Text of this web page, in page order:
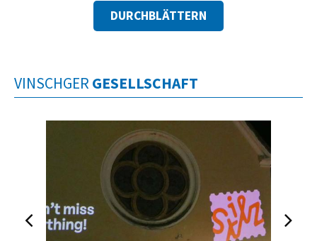
DURCHBLÄTTERN
VINSCHGER GESELLSCHAFT